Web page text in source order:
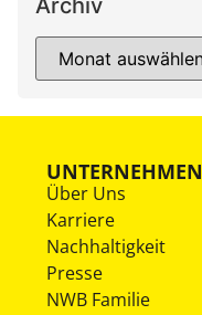
UNTERNEHMEN
Über Uns
Karriere
Nachhaltigkeit
Presse
NWB Familie